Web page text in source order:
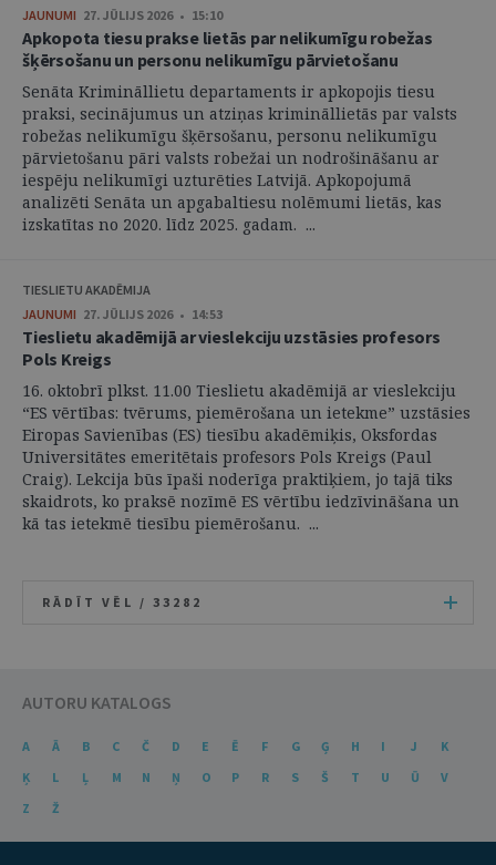
JAUNUMI 27. JŪLIJS 2026 • 15:10
Apkopota tiesu prakse lietās par nelikumīgu robežas
šķērsošanu un personu nelikumīgu pārvietošanu
Senāta Krimināllietu departaments ir apkopojis tiesu
praksi, secinājumus un atziņas krimināllietās par valsts
robežas nelikumīgu šķērsošanu, personu nelikumīgu
pārvietošanu pāri valsts robežai un nodrošināšanu ar
iespēju nelikumīgi uzturēties Latvijā. Apkopojumā
analizēti Senāta un apgabaltiesu nolēmumi lietās, kas
izskatītas no 2020. līdz 2025. gadam. ...
TIESLIETU AKADĒMIJA
JAUNUMI 27. JŪLIJS 2026 • 14:53
Tieslietu akadēmijā ar vieslekciju uzstāsies profesors
Pols Kreigs
16. oktobrī plkst. 11.00 Tieslietu akadēmijā ar vieslekciju
“ES vērtības: tvērums, piemērošana un ietekme” uzstāsies
Eiropas Savienības (ES) tiesību akadēmiķis, Oksfordas
Universitātes emeritētais profesors Pols Kreigs (Paul
Craig). Lekcija būs īpaši noderīga praktiķiem, jo tajā tiks
skaidrots, ko praksē nozīmē ES vērtību iedzīvināšana un
kā tas ietekmē tiesību piemērošanu. ...
RĀDĪT VĒL / 33282
AUTORU KATALOGS
A Ā B C Č D E Ē F G Ģ H I J
K
Ķ
L Ļ M N Ņ O P R S Š T U Ū
V
Z
Ž